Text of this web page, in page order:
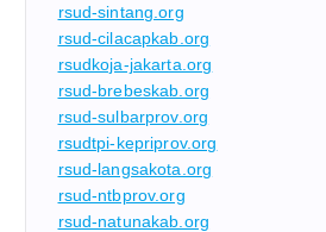
rsud-sintang.org
rsud-cilacapkab.org
rsudkoja-jakarta.org
rsud-brebeskab.org
rsud-sulbarprov.org
rsudtpi-kepriprov.org
rsud-langsakota.org
rsud-ntbprov.org
rsud-natunakab.org